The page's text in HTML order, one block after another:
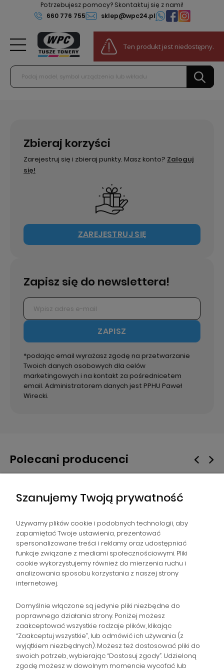
Potrzebujesz pomocy? Skontaktuj się z nami!
660 776 755
sklep@wpc24.pl
0
Do darmowej dostawy:
Ten produkt jest niedostępny.
Zbieraj korzyści
Zarejestruj się i zbieraj punkty. Masz konto? Zaloguj
się!
ZAREJESTRUJ SIĘ
Zapisz się do newslettera!
ZAPISZ
*podając email wyrażasz zgodę na przetwarzanie
Twoich danych osobowych dla celów
marketingowych i na kontakt za pośrednicetem
email. Administratorem danych jest PPHU Paweł
Wirecki.
Polecani producenci
NAWIGACJA
POMOC
ZAMÓWIENIA
POPULARNE KATEGORIE
Szanujemy Twoją prywatność
Używamy plików cookie i podobnych technologii, aby
zapamiętać Twoje ustawienia, prezentować
spersonalizowane treści i reklamy oraz udostępniać
funkcje związane z mediami społecznościowymi. Pliki
cookie wykorzystujemy również do mierzenia ruchu i
analizowania sposobu korzystania z naszej strony
internetowej.
Domyślnie włączone są jedynie pliki niezbędne do
poprawnego działania strony. Poniżej możesz
zaakceptować wszystkie rodzaje plików, klikając
“Zaakceptuj wszystkie”, lub odmówić ich używania (z
wyjątkiem niezbędnych). Możesz też dostosować pliki do
swoich potrzeb, wybierając “Dostosuj zgody”. Udzieloną
zgodę możesz w dowolnym momencie wycofać lub